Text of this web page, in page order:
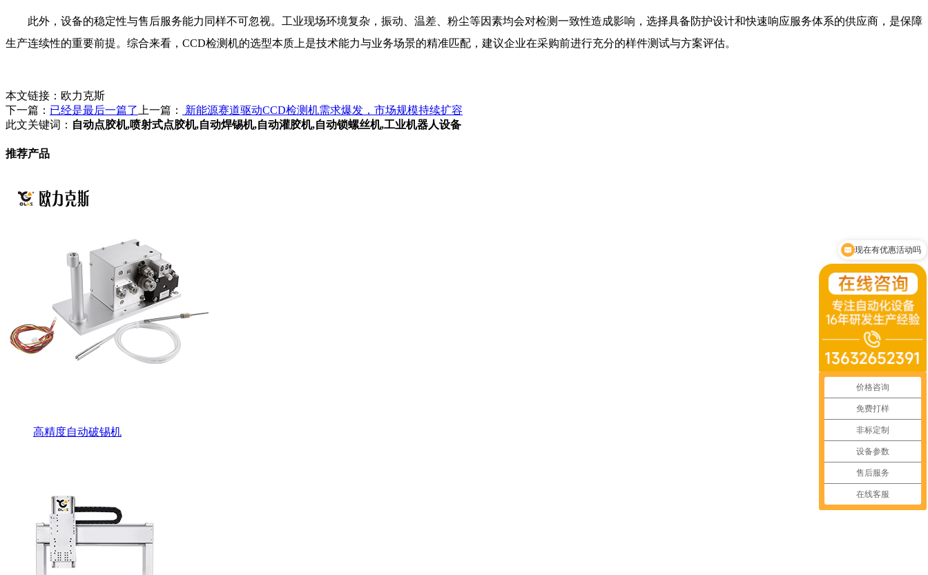
此外，设备的稳定性与售后服务能力同样不可忽视。工业现场环境复杂，振动、温差、粉尘等因素均会对检测一致性造成影响，选择具备防护设计和快速响应服务体系的供应商，是保障
生产连续性的重要前提。综合来看， CCD检测机的选型本质上是技术能力与业务场景的精准匹配，建议企业在采购前进行充分的样件测试与方案评估。
本文链接： 欧力克斯
下一篇： 已经是最后一篇了 上一篇：
新能源赛道驱动CCD检测机需求爆发，市场规模持续扩容
此文关键词： 自动点胶机,喷射式点胶机,自动焊锡机,自动灌胶机,自动锁螺丝机,工业机器人设备
推荐产品
高精度自动破锡机
价格咨询
免费打样
非标定制
设备参数
售后服务
在线客服
现在有优惠活动吗